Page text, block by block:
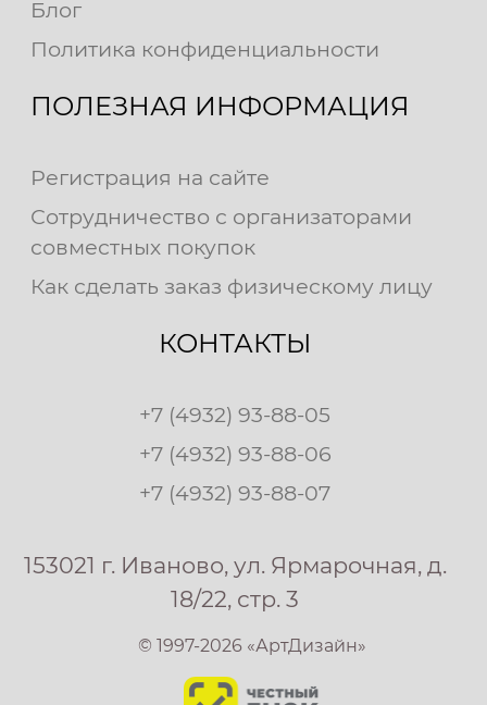
Блог
Политика конфиденциальности
ПОЛЕЗНАЯ ИНФОРМАЦИЯ
Регистрация на сайте
Сотрудничество с организаторами
совместных покупок
Как сделать заказ физическому лицу
КОНТАКТЫ
+7 (4932) 93-88-05
+7 (4932) 93-88-06
+7 (4932) 93-88-07
153021 г. Иваново, ул. Ярмарочная, д.
18/22, стр. 3
© 1997-2026 «АртДизайн»